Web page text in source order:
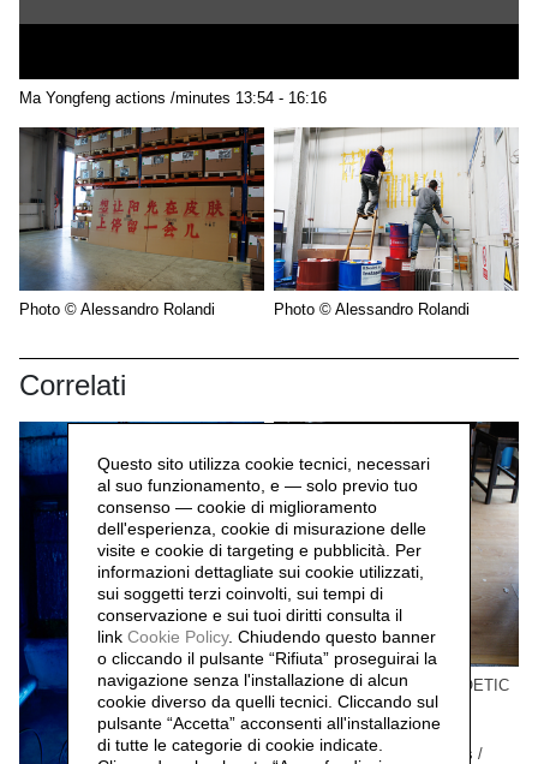
Ma Yongfeng actions /minutes 13:54 - 16:16
Photo © Alessandro Rolandi Photo © Alessandro Rolandi
Correlati
Beijing Project n.01 THE POETIC
MODE 诗意的形式
Andrea Nacciarriti, 2011
Interventions / performances /
Questo sito utilizza cookie tecnici, necessari
al suo funzionamento, e — solo previo tuo
consenso — cookie di miglioramento
dell'esperienza, cookie di misurazione delle
visite e cookie di targeting e pubblicità. Per
informazioni dettagliate sui cookie utilizzati,
sui soggetti terzi coinvolti, sui tempi di
conservazione e sui tuoi diritti consulta il
link Cookie Policy. Chiudendo questo banner
o cliccando il pulsante “Rifiuta” proseguirai la
navigazione senza l'installazione di alcun
cookie diverso da quelli tecnici. Cliccando sul
pulsante “Accetta” acconsenti all'installazione
di tutte le categorie di cookie indicate.